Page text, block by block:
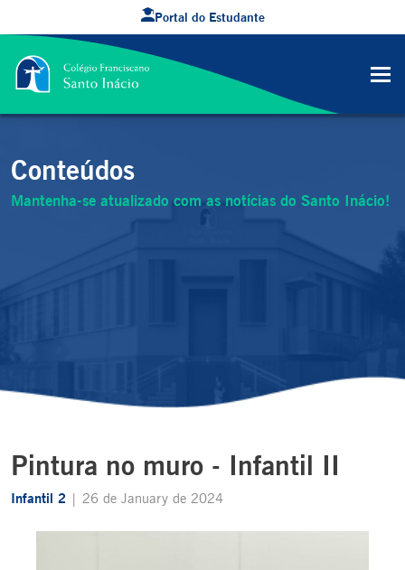
Portal do Estudante
Conteúdos
Mantenha-se atualizado com as notícias do Santo Inácio!
Pintura no muro - Infantil II
Infantil 2 | 26 de January de 2024